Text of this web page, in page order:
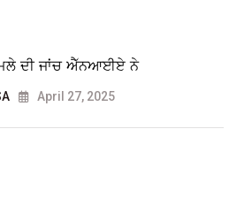
ਦੀ ਜਾਂਚ ਐੱਨਆਈਏ ਨੇ
April 27, 2025